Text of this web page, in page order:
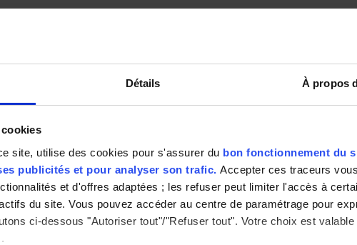
Détails À propos
site, utilise des cookies pour s'assurer du bon fonctionnement du
publicités et pour analyser son trafic. Accepter ces traceurs
et d'offres adaptées ; les refuser peut limiter l'accès à
du site. Vous pouvez accéder au centre de paramétrage pour
ci-dessous "Autoriser tout"/"Refuser tout". Votre choix est valable
HORAIRES